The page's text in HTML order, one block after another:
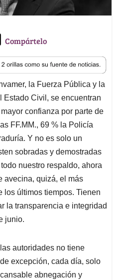
T
r
e
a
d
s
Compártelo
la Fuerza Pública y la
Estado Civil, se encuentran
confianza por parte de
FF.MM., 69 % la Policía
Y no es solo un
sobradas y demostradas
nuestro respaldo, ahora
avecina, quizá, el más
los últimos tiempos. Tienen
la transparencia e integridad
junio.
autoridades no tiene
excepción, cada día, solo
abnegación y